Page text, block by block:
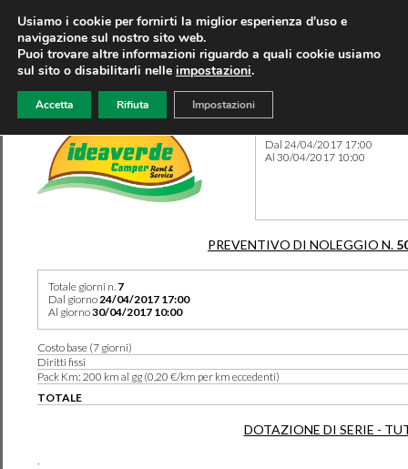
Dal 24/04/2017 17:00
Al 30/04/2017 10:00
PREVENTIVO DI NOLEGGIO N.
Totale giorni n. 7
Dal giorno24/04/2017 17:00
Al giorno30/04/2017 10:00
Costo base (7 giorni)
Diritti fissi
Pack Km: 200 km al gg (0,20 €/km per km eccedenti)
TOTALE
DOTAZIONE DI SERIE -
.
Usiamo i cookie per fornirti la miglior esperienza d'uso e
navigazione sul nostro sito web.
Puoi trovare altre informazioni riguardo a quali cookie usiamo
sul sito o disabilitarli nelle impostazioni.
Accetta Rifiuta Impostazioni